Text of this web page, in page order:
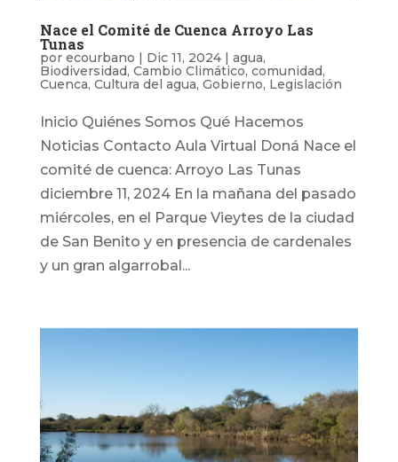
Nace el Comité de Cuenca Arroyo Las
Tunas
por ecourbano | Dic 11, 2024| agua,
Biodiversidad, Cambio Climático, comunidad,
Cuenca, Cultura del agua, Gobierno, Legislación
Inicio Quiénes Somos Qué Hacemos
Noticias Contacto Aula Virtual Doná Nace el
comité de cuenca: Arroyo Las Tunas
diciembre 11, 2024 En la mañana del pasado
miércoles, en el Parque Vieytes de la ciudad
de San Benito y en presencia de cardenales
y un gran algarrobal...